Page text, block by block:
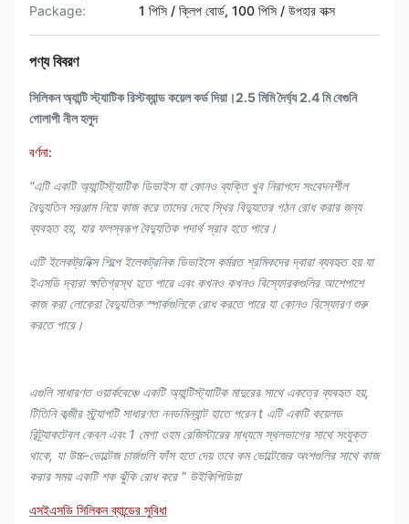
Package: 1 পিসি / ক্লিপ বোর্ড, 100 পিসি / উপহার বাক্স
পণ্য বিবরণ
সিলিকন অ্যান্টি স্ট্যাটিক রিস্টব্যান্ড কয়েল কর্ড দিয়া।2.5 মিমি দৈর্ঘ্য 2.4 মি বেগুনি
গোলাপী নীল হলুদ
বর্ণনা:
“এটি একটি অ্যান্টিস্ট্যাটিক ডিভাইস যা কোনও ব্যক্তি খুব নিরাপদে সংবেদনশীল
বৈদ্যুতিন সরঞ্জাম নিয়ে কাজ করে তাদের দেহে স্থির বিদ্যুতের গঠন রোধ করার জন্য
ব্যবহৃত হয়, যার ফলস্বরূপ বৈদ্যুতিক পদার্থ স্রাব হতে পারে।
এটি ইলেকট্রনিক্স শিল্পে ইলেকট্রনিক ডিভাইসে কর্মরত শ্রমিকদের দ্বারা ব্যবহৃত হয় যা
ইএসডি দ্বারা ক্ষতিগ্রস্থ হতে পারে এবং কখনও কখনও বিস্ফোরকগুলির আশেপাশে
কাজ করা লোকেরা বৈদ্যুতিক স্পার্কগুলিকে রোধ করতে পারে যা কোনও বিস্ফোরণ শুরু
করতে পারে।
এগুলি সাধারণত ওয়ার্কবেঞ্চে একটি অ্যান্টিস্ট্যাটিক মাদুরের সাথে একত্রে ব্যবহৃত হয়,
টিতিনি কব্জীর স্ট্র্যাপটি সাধারণত ননডমিন্যান্ট হাতে পরেন t এটি একটি কয়েলড
রিট্র্যাকটেবল কেবল এবং 1 মেগা ওহম রেজিস্টারের মাধ্যমে স্থলভাগের সাথে সংযুক্ত
থাকে, যা উচ্চ-ভোল্টেজ চার্জগুলি ফাঁস হতে দেয় তবে কম ভোল্টেজের অংশগুলির সাথে কাজ
করার সময় একটি শক ঝুঁকি রোধ করে " উইকিপিডিয়া
এসইএসডি সিলিকন ব্যান্ডের সুবিধা